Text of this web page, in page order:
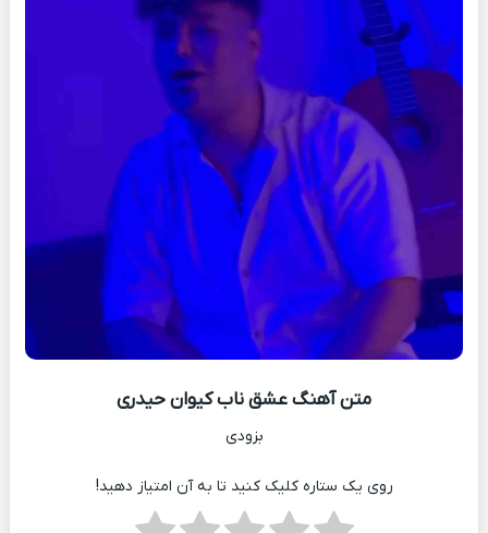
متن آهنگ عشق ناب کیوان حیدری
بزودی
روی یک ستاره کلیک کنید تا به آن امتیاز دهید!